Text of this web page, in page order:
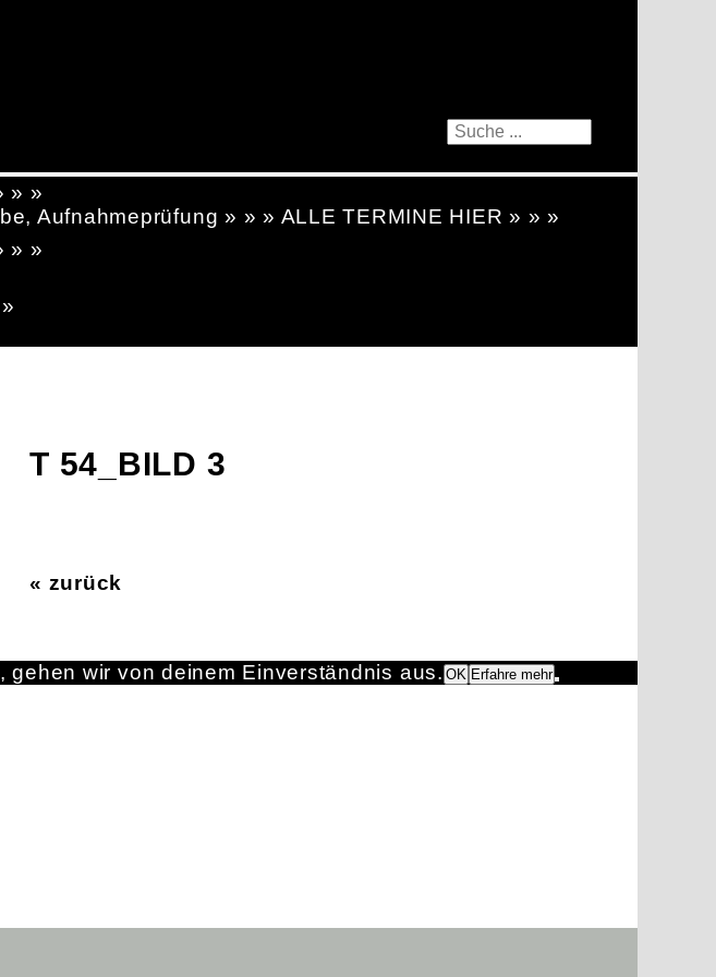
» »
Aufnahmeprüfung » » » ALLE TERMINE HIER » » »
» »
T 54_BILD 3
« zurück
wir von deinem Einverständnis aus. OK Erfahre mehr